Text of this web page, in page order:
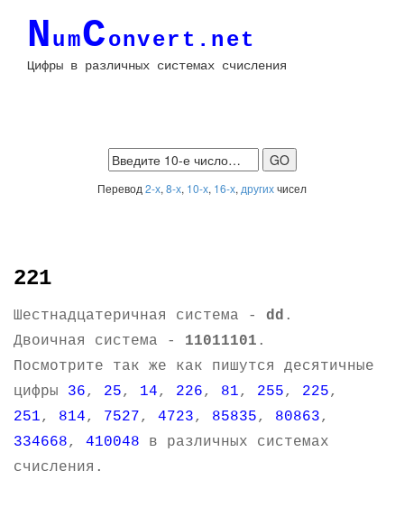
NumConvert.net
Цифры в различных системах счисления
Перевод 2-х, 8-х, 10-х, 16-х, другихчисел
221
Шестнадцатеричная система - dd .
Двоичная система - 11011101 .
Посмотрите так же как пишутся десятичные
цифры 36, 25, 14, 226, 81, 255, 225,
251, 814, 7527, 4723, 85835, 80863,
334668, 410048 в различных системах
счисления.